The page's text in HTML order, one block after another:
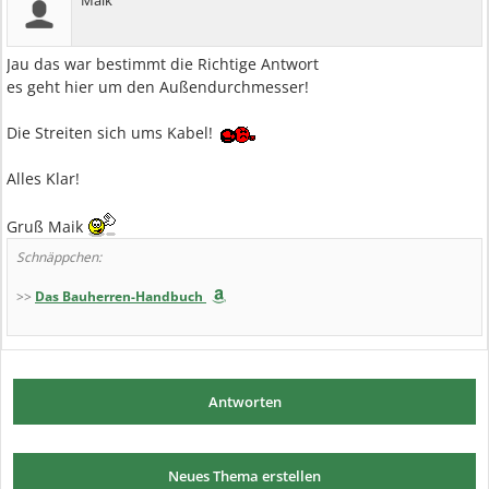
Jau das war bestimmt die Richtige Antwort
es geht hier um den Außendurchmesser!
Die Streiten sich ums Kabel!
Alles Klar!
Gruß Maik
Schnäppchen:
>> Das Bauherren-Handbuch
Antworten
Neues Thema erstellen